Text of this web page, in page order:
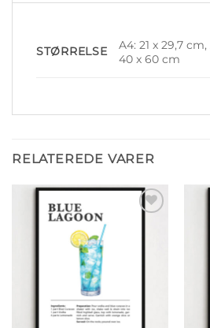
STØRRELSE
A4: 21 x 29,7
40 x 60 cm
RELATEREDE VARER